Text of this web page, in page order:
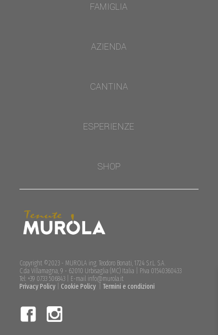
FAMIGLIA
AZIENDA
CANTINA
ESPERIENZE
SHOP
Copyright ©2023 - MUROLA ing. Teodoro Bonati, 1724 S.r.L. S.A.
C.da Villamagna, 9 - 62010 Urbisaglia (MC) Italia | P.Iva 01540360433
Tel: +39 0733 506843 | E-mail info@murola.it
Privacy Policy
Cookie Policy Termini e condizioni